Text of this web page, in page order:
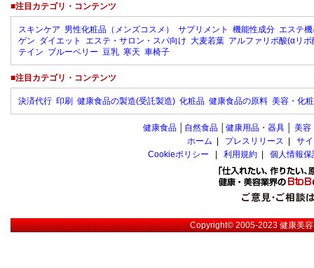
■注目カテゴリ・コンテンツ
スキンケア 男性化粧品（メンズコスメ） サプリメント 機能性成分 エステ
ゲン ダイエット エステ・サロン・スパ向け 大麦若葉 アルファリポ酸(αリポ
テイン ブルーベリー 豆乳 寒天 車椅子
■注目カテゴリ・コンテンツ
決済代行 印刷 健康食品の製造(受託製造) 化粧品 健康食品の原料 美容・化
健康食品 自然食品 健康用品・器具 美容
ホーム
プレスリリース
サ
Cookieポリシー
利用規約 個人情報
Copyright© 2005-2023健康美